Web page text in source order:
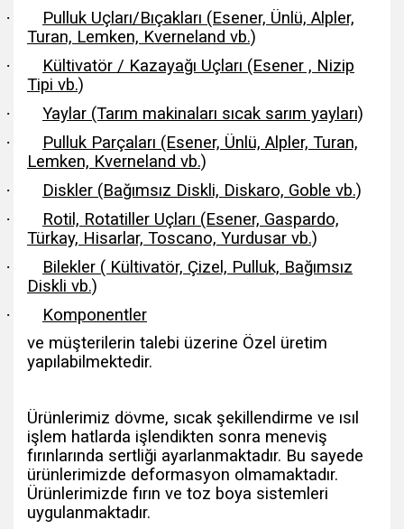
·
Pulluk Uçları/Bıçakları (Esener, Ünlü, Alpler,
Turan, Lemken, Kverneland vb.)
·
Kültivatör / Kazayağı Uçları (Esener , Nizip
Tipi vb.)
· Yaylar (Tarım makinaları sıcak sarım yayları)
·
Pulluk Parçaları (Esener, Ünlü, Alpler, Turan,
Lemken, Kverneland vb.)
· Diskler (Bağımsız Diskli, Diskaro, Goble vb.)
·
Rotil, Rotatiller Uçları (Esener, Gaspardo,
Türkay, Hisarlar, Toscano, Yurdusar vb.)
·
Bilekler ( Kültivatör, Çizel, Pulluk, Bağımsız
Diskli vb.)
·
Komponentler
ve müşterilerin talebi üzerine Özel üretim
yapılabilmektedir.
Ürünlerimiz dövme, sıcak şekillendirme ve ısıl
işlem hatlarda işlendikten sonra meneviş
fırınlarında sertliği ayarlanmaktadır. Bu sayede
ürünlerimizde deformasyon olmamaktadır.
Ürünlerimizde fırın ve toz boya sistemleri
uygulanmaktadır.